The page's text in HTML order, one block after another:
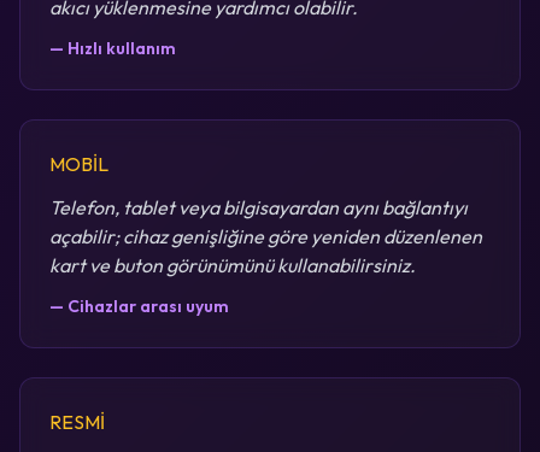
akıcı yüklenmesine yardımcı olabilir.
— Hızlı kullanım
MOBİL
Telefon, tablet veya bilgisayardan aynı bağlantıyı
açabilir; cihaz genişliğine göre yeniden düzenlenen
kart ve buton görünümünü kullanabilirsiniz.
— Cihazlar arası uyum
RESMİ